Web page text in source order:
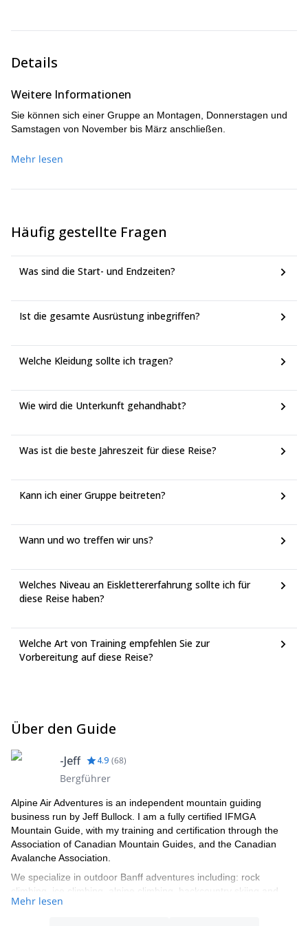
Eisklettersicherheit und Seilmanagement beherrschen.
Details
Weitere Informationen
Sie können sich einer Gruppe an Montagen, Donnerstagen und
Samstagen von November bis März anschließen.
Mehr lesen
Häufig gestellte Fragen
Was sind die Start- und Endzeiten?
Ist die gesamte Ausrüstung inbegriffen?
Welche Kleidung sollte ich tragen?
Wie wird die Unterkunft gehandhabt?
Was ist die beste Jahreszeit für diese Reise?
Kann ich einer Gruppe beitreten?
Wann und wo treffen wir uns?
Welches Niveau an Eisklettererfahrung sollte ich für
diese Reise haben?
Welche Art von Training empfehlen Sie zur
Vorbereitung auf diese Reise?
Über den Guide
-Jeff 4.9 (68)
Bergführer
Alpine Air Adventures is an independent mountain guiding
business run by Jeff Bullock. I am a fully certified IFMGA
Mountain Guide, with my training and certification through the
Association of Canadian Mountain Guides, and the Canadian
Avalanche Association.
We specialize in outdoor Banff adventures including: rock
climbing, ice climbing, alpine climbing, backcountry skiing and
snowboarding, avalanche courses and improvised rope rescue
Mehr lesen